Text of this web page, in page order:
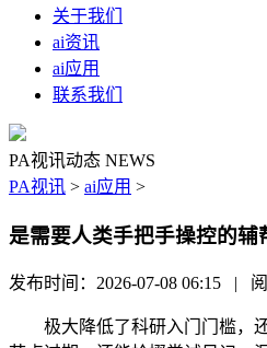
关于我们
ai资讯
ai应用
联系我们
PA视讯动态 NEWS
PA视讯 > ai应用 >
是需要人类手把手操控的辅
发布时间：2026-07-08 06:15 |
极大降低了科研入门门槛，还